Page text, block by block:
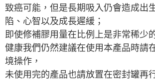
致癌可能，但是長期吸入仍會造成出
陷、心智以及成長遲緩；
即使修補膠用量在比例上是非常稀少
健康我們仍然建議在使用本產品時請
境操作，
未使用完的產品也請放置在密封罐再